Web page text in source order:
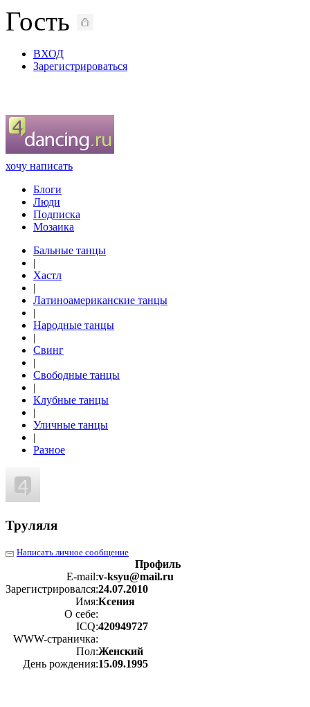
Гость
ВХОД
Зарегистрироваться
хочу написать
Блоги
Люди
Подписка
Мозаика
Бальные танцы
|
Хастл
|
Латиноамериканские танцы
|
Народные танцы
|
Свинг
|
Свободные танцы
|
Клубные танцы
|
Уличные танцы
|
Разное
Труляля
Написать личное сообщение
Профиль
E-mail:v-ksyu@mail.ru
Зарегистрировался:24.07.2010
Имя:Ксения
О себе:
ICQ:420949727
WWW-страничка:
Пол:Женский
День рождения:15.09.1995